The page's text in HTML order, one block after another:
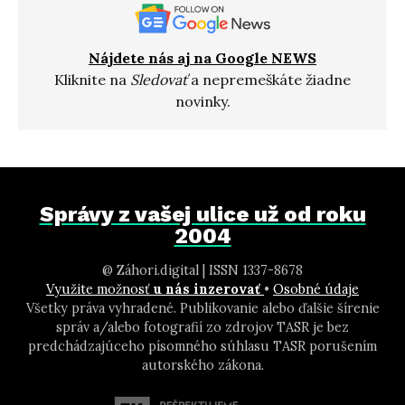
Nájdete nás aj na Google NEWS
Kliknite na Sledovaťa nepremeškáte žiadne
novinky.
Správy z vašej ulice už od roku
2004
@ Záhori.digital | ISSN 1337-8678
Využite možnosť u nás inzerovať • Osobné údaje
Všetky práva vyhradené. Publikovanie alebo ďalšie šírenie
správ a/alebo fotografií zo zdrojov TASR je bez
predchádzajúceho písomného súhlasu TASR porušením
autorského zákona.